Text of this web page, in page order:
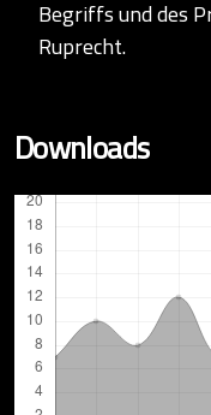
Begriffs und des
Ruprecht.
Downloads